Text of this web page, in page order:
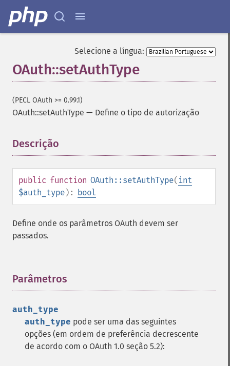
Selecione a língua:
OAuth::setAuthType
(PECL OAuth >= 0.99.1)
OAuth::setAuthType — Define o tipo de autorização
Descrição
public function OAuth::setAuthType( int
$auth_type): bool
Define onde os parâmetros OAuth devem ser
passados.
Parâmetros
auth_type
auth_type pode ser uma das seguintes
opções (em ordem de preferência decrescente
de acordo com o OAuth 1.0 seção 5.2):